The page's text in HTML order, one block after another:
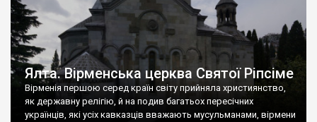
Ялта. Вірменська церква Святої Ріпсіме
Вірменія першою серед країн світу прийняла християнство,
як державну релігію, й на подив багатьох пересічних
українців, які усіх кавказців вважають мусульманами, вірмени